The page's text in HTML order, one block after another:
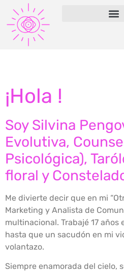
¡Hola !
Soy Silvina
Evolutiva,
Psicológica),
floral y
Me divierte decir que en mi
Marketing y Analista de
multinacional. Trabajé 17 años
hasta que un sacudón en mi
volantazo.
Siempre enamorada del cielo,